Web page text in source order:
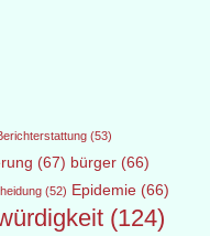
(53)
(67) bürger (66)
(52) Epidemie (66)
(124)